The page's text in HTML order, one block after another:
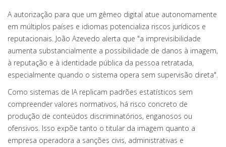
A autorização para que um gêmeo digital atue autonomamente
em múltiplos países e idiomas potencializa riscos jurídicos e
reputacionais. João Azevedo alerta que "a imprevisibilidade
aumenta substancialmente a possibilidade de danos à imagem,
à reputação e à identidade pública da pessoa retratada,
especialmente quando o sistema opera sem supervisão direta".
Como sistemas de IA replicam padrões estatísticos sem
compreender valores normativos, há risco concreto de
produção de conteúdos discriminatórios, enganosos ou
ofensivos. Isso expõe tanto o titular da imagem quanto a
empresa operadora a sanções civis, administrativas e